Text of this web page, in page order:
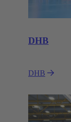
DHB
DHB